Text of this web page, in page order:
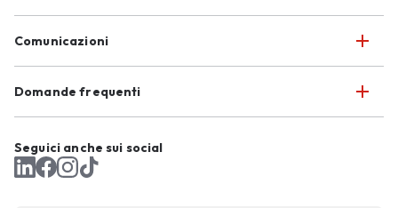
Comunicazioni
Domande frequenti
Seguici anche sui social